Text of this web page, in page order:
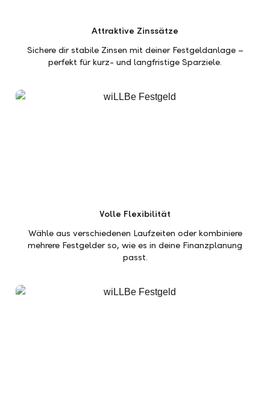
Attraktive Zinssätze
Sichere dir stabile Zinsen mit deiner Festgeldanlage –
perfekt für kurz- und langfristige Sparziele.
Volle Flexibilität
Wähle aus verschiedenen Laufzeiten oder kombiniere
mehrere Festgelder so, wie es in deine Finanzplanung
passt.